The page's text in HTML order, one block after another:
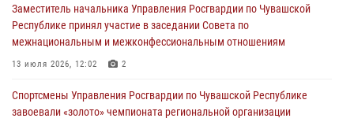
мировой войне 1914-1918 годов
01 августа 2026, 07:19
В Ядрине сотрудники Росгвардии задержали подозреваемого в
01 августа 2026, 06:12
Заместитель начальника Управления Росгвардии по Чувашской
Республике принял участие в заседании Совета по
межнациональным и межконфессиональным отношениям
13 июля 2026, 12:02 2
Спортсмены Управления Росгвардии по Чувашской Республике
завоевали «золото» чемпионата региональной организации